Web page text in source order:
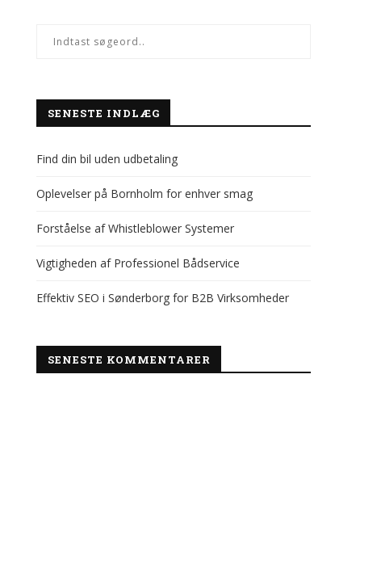
SENESTE INDLÆG
Find din bil uden udbetaling
Oplevelser på Bornholm for enhver smag
Forståelse af Whistleblower Systemer
Vigtigheden af Professionel Bådservice
Effektiv SEO i Sønderborg for B2B Virksomheder
SENESTE KOMMENTARER